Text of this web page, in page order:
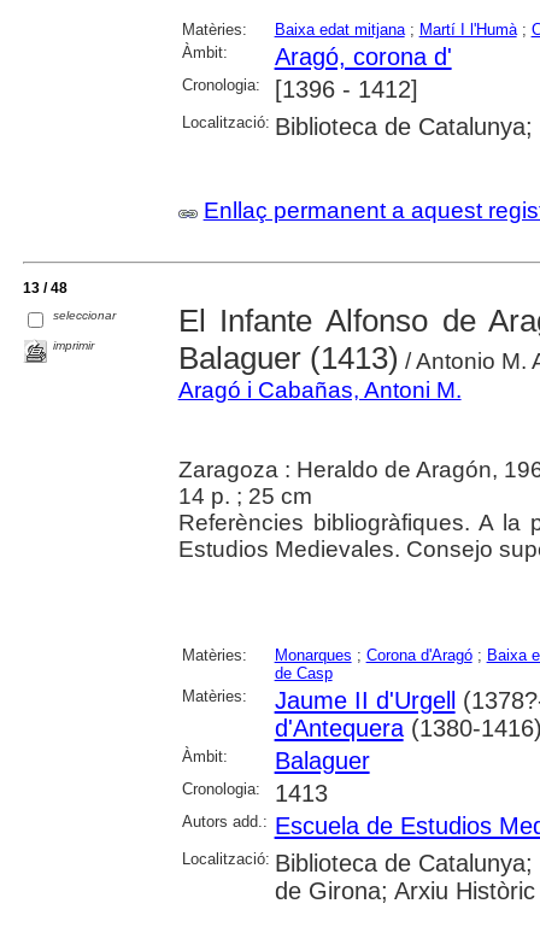
Matèries: Baixa edat mitjana; Martí I l'Humà;
Àmbit:
Aragó, corona d'
Cronologia: [1396 - 1412]
Localització: Biblioteca de
Enllaç permanent a aquest
13 / 48
seleccionar
imprimir
El Infante Alfonso de
Balaguer (1413) / Antonio M.
Aragó i Cabañas, Antoni M.
Zaragoza : Heraldo de Aragón,
14 p. ; 25 cm
Referències bibliogràfiques. A la
Estudios Medievales. Consejo
Matèries: Monarques ; Corona d'Aragó; Baixa
de Casp
Matèries:
Jaume II d'Urgell
d'Antequera(1380-
Àmbit: Balaguer
Cronologia: 1413
Autors add.: Escuela de Estudios
Localització: Biblioteca de
de Girona; Arxiu